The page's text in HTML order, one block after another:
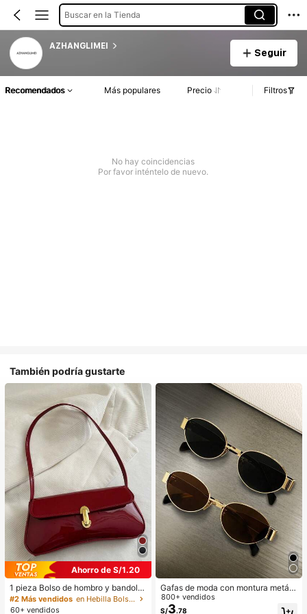
Buscar en la Tienda
AZHANGLIMEI
Seguir
Recomendados Más populares Precio Filtros
No hay coincidencias
Por favor inténtelo de nuevo.
También podría gustarte
Ahorro de S/1.20
1 pieza Bolso de hombro y bandoler
a de cuero sintético aceitado retro
para mujer, adecuado para citas, sa
#2 Más vendidos
en Hebilla Bolsos De Hombro De Mujer
60+ vendidos
Gafas de moda con montura metáli
ca ovalada/poligonal (media montu
ra), adecuadas para uso diario y act
800+ vendidos
S/3.78